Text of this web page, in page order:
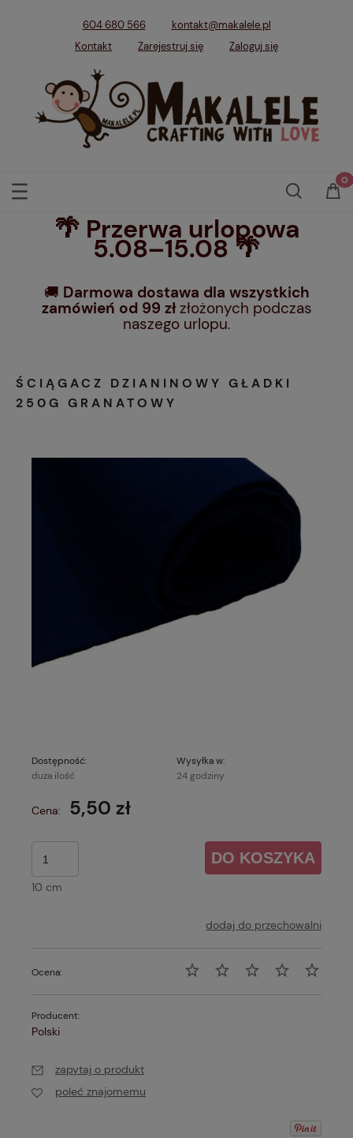
604 680 566
kontakt@makalele.pl
Kontakt
Zarejestruj się Zaloguj się
🌴 Przerwa urlopowa
5.08–15.08 🌴
🚚 Darmowa dostawa dla wszystkich
zamówień od 99 złzłożonych podczas
naszego urlopu.
ŚCIĄGACZ DZIANINOWY GŁADKI
250G GRANATOWY
Dostępność:
duża ilość
Wysyłka w:
24 godziny
Cena: 5,50 zł
10 cm
DO KOSZYKA
dodaj do przechowalni
Ocena:
Producent:
Polski
zapytaj o produkt
poleć znajomemu